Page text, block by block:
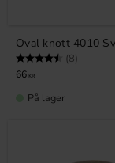
Oval knott 4010
Karakter: (8)
66 KR
På lager